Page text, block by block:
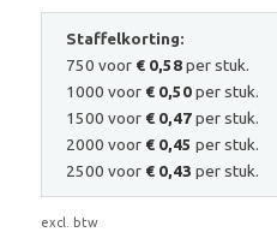
Staffelkorting:
750 voor € 0,58per stuk.
1000 voor € 0,50per stuk.
1500 voor € 0,47per stuk.
2000 voor € 0,45 per stuk.
2500 voor € 0,43 per stuk.
excl. btw